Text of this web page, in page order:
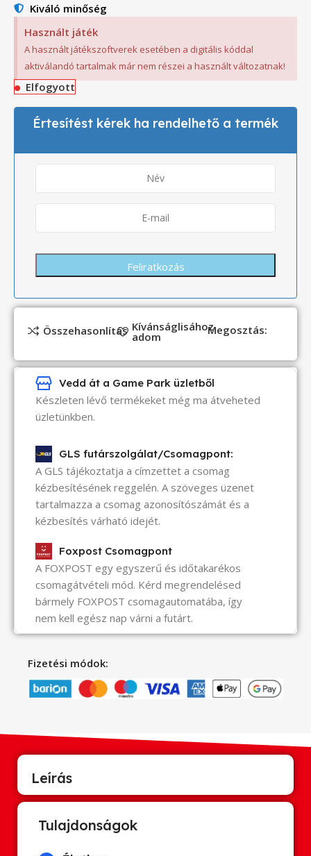
Kiváló minőség
Használt játék
A használt játékszoftverek esetében a digitális kóddal
aktiválandó tartalmak már nem részei a használt változatnak!
Elfogyott
Értesítést kérek ha rendelhető a termék
Összehasonlítás Kívánságlisához
adom Megosztás:
Vedd át a Game Park üzletből
Készleten lévő termékeket még ma átveheted
üzletünkben.
GLS futárszolgálat/Csomagpont:
A GLS tájékoztatja a címzettet a csomag
kézbesítésének reggelén. A szöveges üzenet
tartalmazza a csomag azonosítószámát és a
kézbesítés várható idejét.
Foxpost Csomagpont
A FOXPOST egy egyszerű és időtakarékos
csomagátvételi mód. Kérd megrendelésed
bármely FOXPOST csomagautomatába, így
nem kell egész nap várni a futárt.
Fizetési módok:
Leírás
Tulajdonságok